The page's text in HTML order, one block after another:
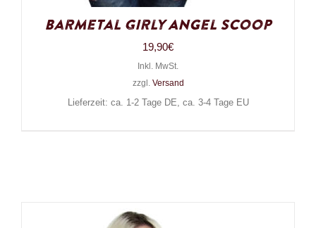
Barmetal Girly Angel Scoop
19,90€
Inkl. MwSt.
zzgl. Versand
Lieferzeit: ca. 1-2 Tage DE, ca. 3-4 Tage EU